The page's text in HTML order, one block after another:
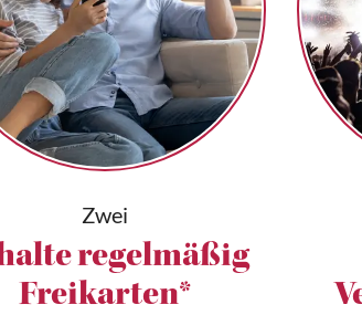
Zwei
regelmäßig
Freikarten*